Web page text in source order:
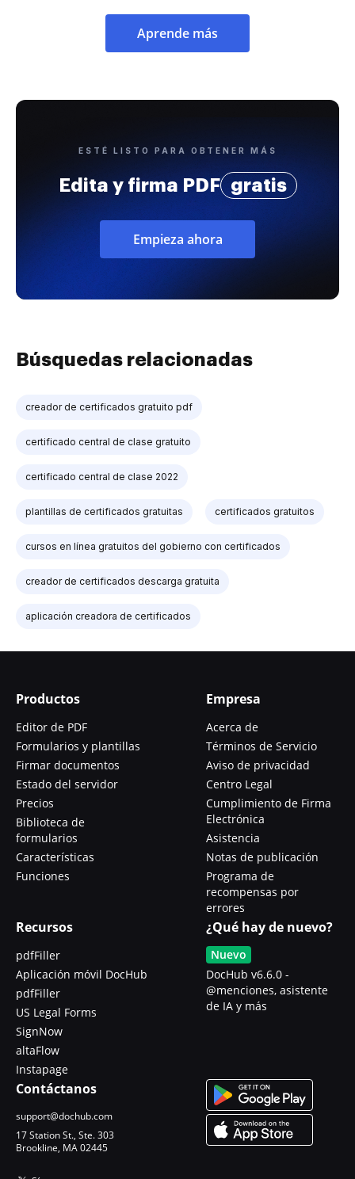
Aprende más
ESTÉ LISTO PARA OBTENER MÁS
Edita y firma PDF gratis
Empieza ahora
Búsquedas relacionadas
creador de certificados gratuito pdf
certificado central de clase gratuito
certificado central de clase 2022
plantillas de certificados gratuitas certificados gratuitos
cursos en línea gratuitos del gobierno con certificados
creador de certificados descarga gratuita
aplicación creadora de certificados
Productos
Editor de PDF
Formularios y plantillas
Firmar documentos
Estado del servidor
Precios
Biblioteca de
formularios
Características
Funciones
Empresa
Acerca de
Términos de Servicio
Aviso de privacidad
Centro Legal
Cumplimiento de Firma
Electrónica
Asistencia
Notas de publicación
Programa de
recompensas por
errores
Recursos
pdfFiller
Aplicación móvil DocHub
pdfFiller
US Legal Forms
SignNow
altaFlow
Instapage
¿Qué hay de nuevo?
Nuevo
DocHub v6.6.0 -
@menciones, asistente
de IA y más
Contáctanos
support@dochub.com
17 Station St., Ste. 303
Brookline, MA 02445